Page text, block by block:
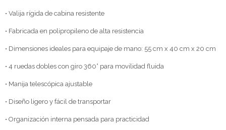
• Valija rígida de cabina resistente
• Fabricada en polipropileno de alta resistencia
• Dimensiones ideales para equipaje de mano: 55 cm x 40 cm x 20 cm
• 4 ruedas dobles con giro 360° para movilidad fluida
• Manija telescópica ajustable
• Diseño ligero y fácil de transportar
• Organización interna pensada para practicidad